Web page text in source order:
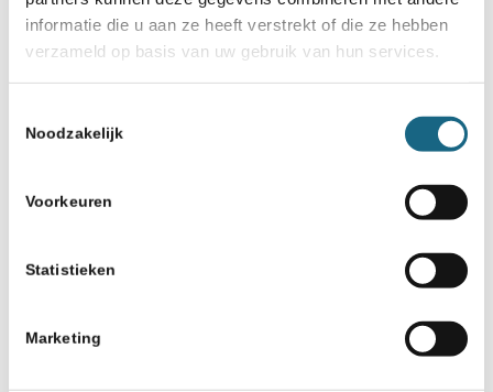
informatie die u aan ze heeft verstrekt of die ze hebben
verzameld op basis van uw gebruik van hun services.
Noodzakelijk
Voorkeuren
Statistieken
Marketing